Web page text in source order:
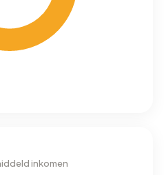
inkomen